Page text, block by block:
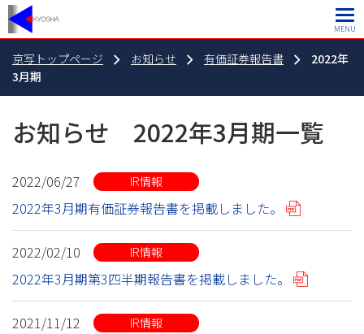
京写トップページ お知らせ 有価証券報告書
2022年
3月期
お知らせ 2022年3月期一覧
2022/06/27 IR情報
2022年3月期有価証券報告書を掲載しました。
2022/02/10 IR情報
2022年3月期第3四半期報告書を掲載しました。
2021/11/12 IR情報
MENU